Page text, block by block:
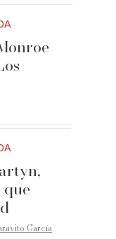
García